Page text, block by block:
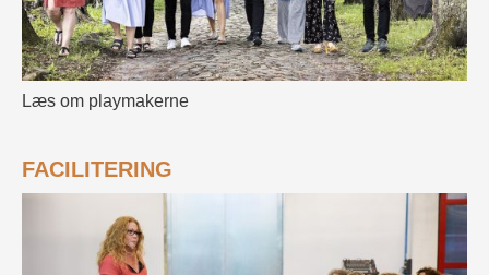
Læs om playmakerne
FACILITERING